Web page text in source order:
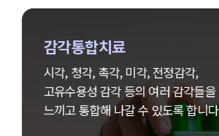
감각통합치료
시각, 청각, 촉각, 미각, 전정감각,
고유수용성 감각 등의 여러 감각들을
느끼고 통합해 나갈 수 있도록 합니